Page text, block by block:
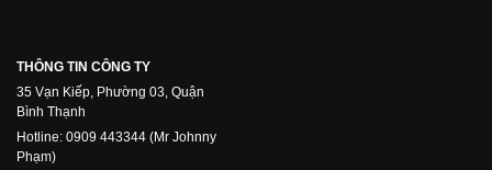
THÔNG TIN CÔNG TY
35 Vạn Kiếp, Phường 03, Quận
Bình Thạnh
Hotline: 0909 443344 (Mr Johnny
Phạm)